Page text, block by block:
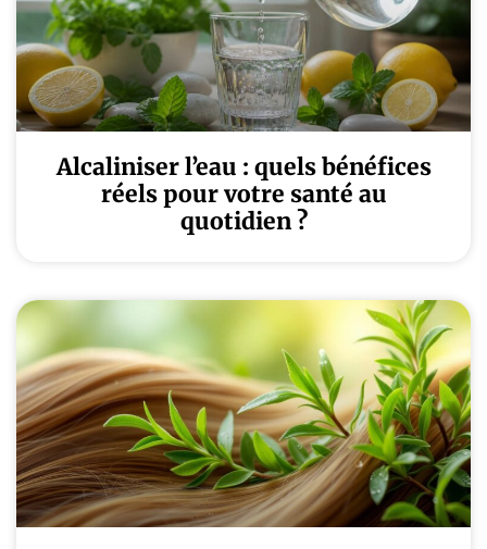
Alcaliniser l’eau : quels bénéfices
réels pour votre santé au
quotidien ?